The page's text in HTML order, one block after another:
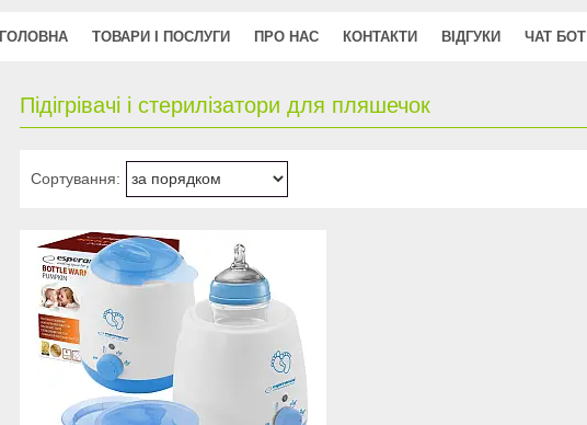
ГОЛОВНА ТОВАРИ І ПОСЛУГИ ПРО НАС КОНТАКТИ ВІДГУКИ ЧАТ БОТ
Підігрівачі і стерилізатори для пляшечок